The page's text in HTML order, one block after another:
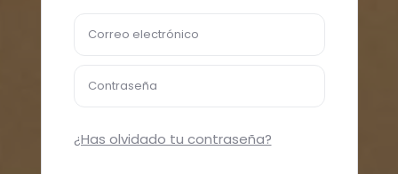
Correo electrónico
Contraseña
¿Has olvidado tu contraseña?